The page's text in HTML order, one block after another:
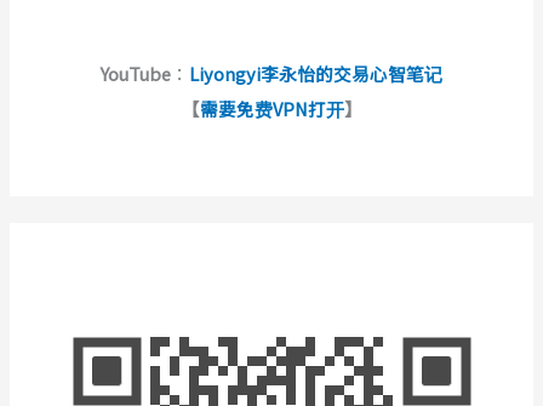
YouTube ： Liyongyi李永怡的交易心智笔记
【需要免费VPN打开】